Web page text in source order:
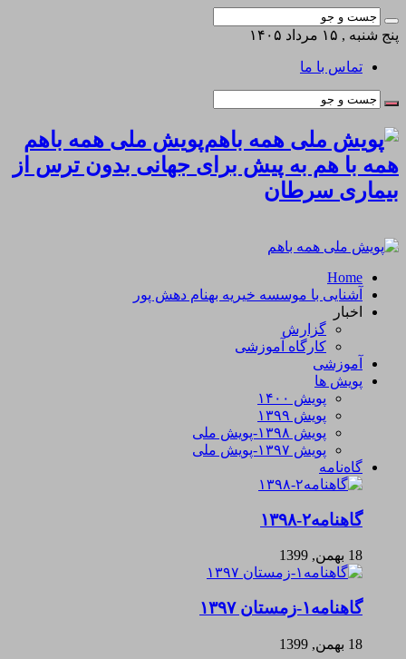
پنج شنبه , ۱۵ مرداد ۱۴۰۵
تماس با ما
پویش ملی همه باهم
همه با هم به پیش برای جهانی بدون ترس از
بیماری سرطان
Home
آشنایی با موسسه خیریه بهنام دهش پور
اخبار
گزارش
کارگاه آموزشی
آموزشی
پویش ها
پویش ۱۴۰۰
پویش ۱۳۹۹
پویش ۱۳۹۸-پویش ملی
پویش ۱۳۹۷-پویش ملی
گاه‌نامه
گاهنامه۲-۱۳۹۸
18 بهمن, 1399
گاهنامه۱-زمستان ۱۳۹۷
18 بهمن, 1399